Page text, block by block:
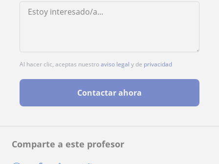
Comparte a este profesor
Al hacer clic, aceptas nuestroaviso legal y de privacidad
Contactar ahora